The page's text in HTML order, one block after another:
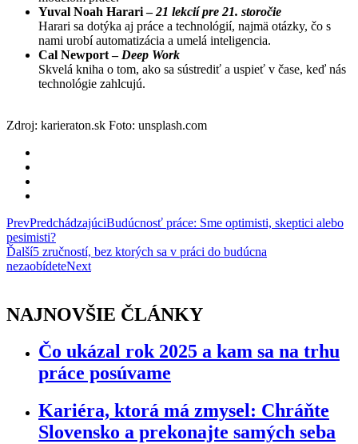
Yuval Noah Harari –21 lekcií pre 21. storočie
Harari sa dotýka aj práce a technológií, najmä otázky, čo s
nami urobí automatizácia a umelá inteligencia.
Cal Newport – Deep Work
Skvelá kniha o tom, ako sa sústrediť a uspieť v čase, keď nás
technológie zahlcujú.
Zdroj: karieraton.sk Foto: unsplash.com
PrevPredchádzajúciBudúcnosť práce: Sme optimisti, skeptici alebo
pesimisti?
Ďalší5 zručností, bez ktorých sa v práci do budúcna
nezaobídeteNext
NAJNOVŠIE ČLÁNKY
Čo ukázal rok 2025 a kam sa na trhu
práce posúvame
Kariéra, ktorá má zmysel: Chráňte
Slovensko a prekonajte samých seba​